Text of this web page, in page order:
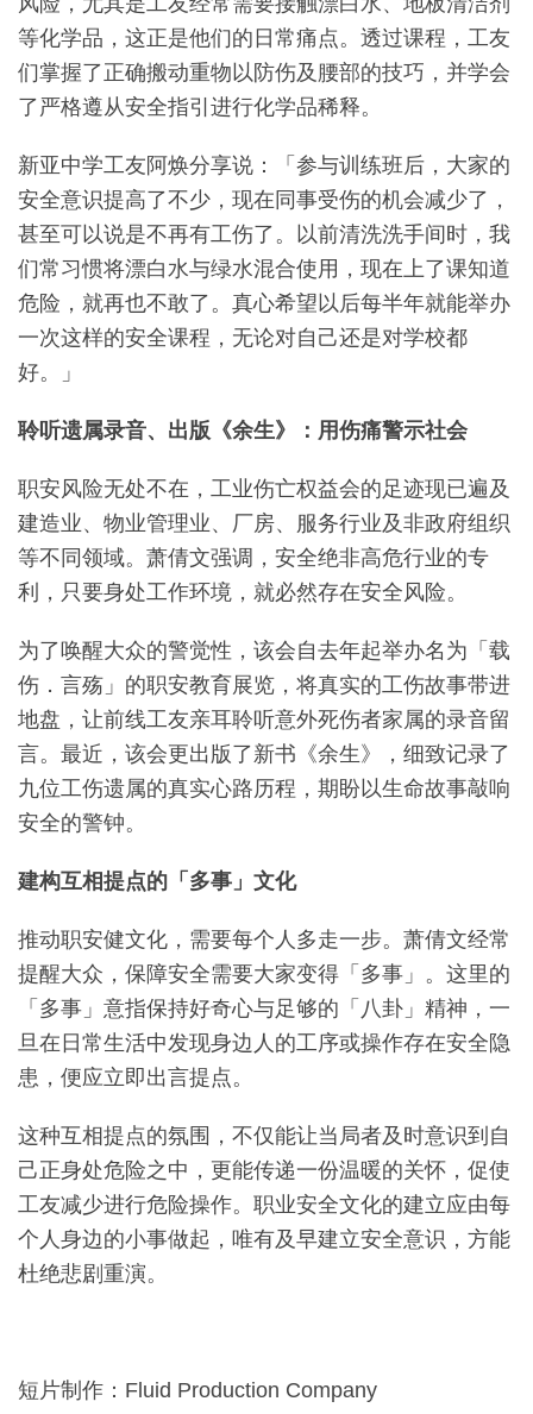
等化学品，这正是他们的日常痛点。透过课程，工友
们掌握了正确搬动重物以防伤及腰部的技巧，并学会
了严格遵从安全指引进行化学品稀释。
新亚中学工友阿焕分享说：「参与训练班后，大家的
安全意识提高了不少，现在同事受伤的机会减少了，
甚至可以说是不再有工伤了。以前清洗洗手间时，我
们常习惯将漂白水与绿水混合使用，现在上了课知道
危险，就再也不敢了。真心希望以后每半年就能举办
一次这样的安全课程，无论对自己还是对学校都
好。」
聆听遗属录音、出版《余生》：用伤痛警示社会
职安风险无处不在，工业伤亡权益会的足迹现已遍及
建造业、物业管理业、厂房、服务行业及非政府组织
等不同领域。萧倩文强调，安全绝非高危行业的专
利，只要身处工作环境，就必然存在安全风险。
为了唤醒大众的警觉性，该会自去年起举办名为「载
伤．言殇」的职安教育展览，将真实的工伤故事带进
地盘，让前线工友亲耳聆听意外死伤者家属的录音留
言。最近，该会更出版了新书《余生》，细致记录了
九位工伤遗属的真实心路历程，期盼以生命故事敲响
安全的警钟。
建构互相提点的「多事」文化
推动职安健文化，需要每个人多走一步。萧倩文经常
提醒大众，保障安全需要大家变得「多事」。这里的
「多事」意指保持好奇心与足够的「八卦」精神，一
旦在日常生活中发现身边人的工序或操作存在安全隐
患，便应立即出言提点。
这种互相提点的氛围，不仅能让当局者及时意识到自
己正身处危险之中，更能传递一份温暖的关怀，促使
工友减少进行危险操作。职业安全文化的建立应由每
个人身边的小事做起，唯有及早建立安全意识，方能
杜绝悲剧重演。
短片制作：Fluid Production Company